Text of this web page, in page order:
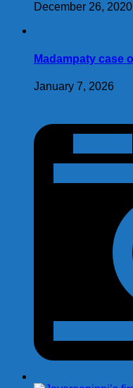
December 26, 2020
Madampaty case
January 7, 2026